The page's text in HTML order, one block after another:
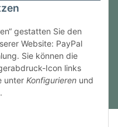
gestatten Sie den
Website: PayPal
Sie können die
Icon links
unter Konfigurieren und
.